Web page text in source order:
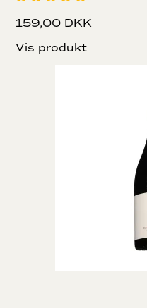
159,00 DKK
Vis produkt